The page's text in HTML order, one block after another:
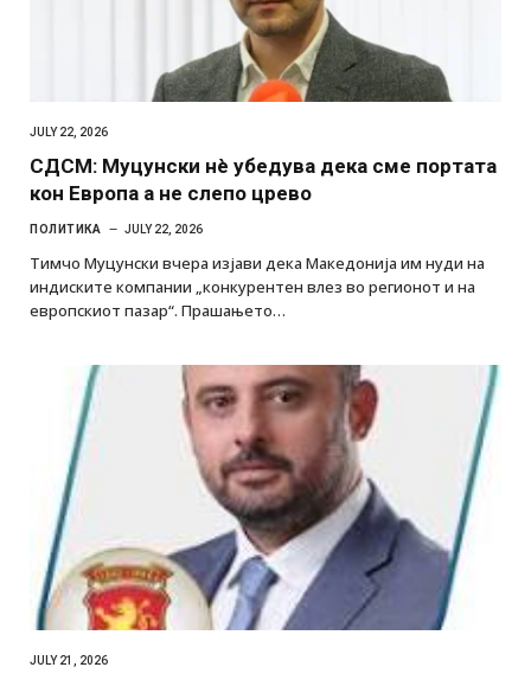
JULY 22, 2026
СДСМ: Муцунски нè убедува дека сме портата
кон Европа а не слепо црево
ПОЛИТИКА JULY 22, 2026
Тимчо Муцунски вчера изјави дека Македонија им нуди на
индиските компании „конкурентен влез во регионот и на
европскиот пазар“. Прашањето…
JULY 21, 2026